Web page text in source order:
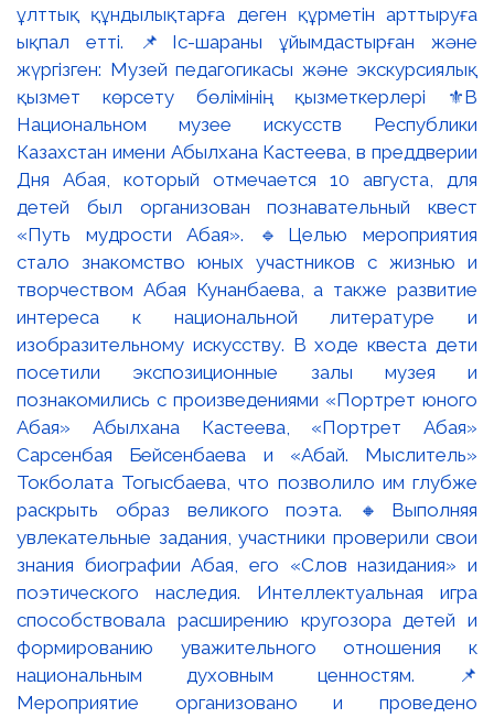
ұлттық құндылықтарға деген құрметін арттыруға
ықпал етті. 📌Іс-шараны ұйымдастырған және
жүргізген: Музей педагогикасы және экскурсиялық
қызмет көрсету бөлімінің қызметкерлері ⚜️В
Национальном музее искусств Республики
Казахстан имени Абылхана Кастеева, в преддверии
Дня Абая, который отмечается 10 августа, для
детей был организован познавательный квест
«Путь мудрости Абая». 🔹Целью мероприятия
стало знакомство юных участников с жизнью и
творчеством Абая Кунанбаева, а также развитие
интереса к национальной литературе и
изобразительному искусству. В ходе квеста дети
посетили экспозиционные залы музея и
познакомились с произведениями «Портрет юного
Абая» Абылхана Кастеева, «Портрет Абая»
Сарсенбая Бейсенбаева и «Абай. Мыслитель»
Токболата Тогысбаева, что позволило им глубже
раскрыть образ великого поэта. 🔸Выполняя
увлекательные задания, участники проверили свои
знания биографии Абая, его «Слов назидания» и
поэтического наследия. Интеллектуальная игра
способствовала расширению кругозора детей и
формированию уважительного отношения к
национальным духовным ценностям. 📌
Мероприятие организовано и проведено